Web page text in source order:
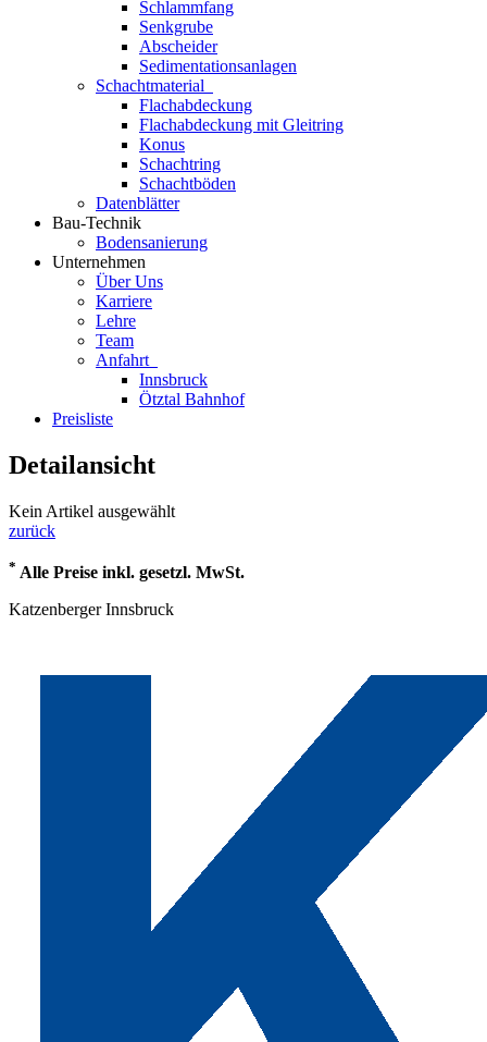
Schlammfang
Senkgrube
Abscheider
Sedimentationsanlagen
Schachtmaterial
Flachabdeckung
Flachabdeckung mit Gleitring
Konus
Schachtring
Schachtböden
Datenblätter
Bau-Technik
Bodensanierung
Unternehmen
Über Uns
Karriere
Lehre
Team
Anfahrt
Innsbruck
Ötztal Bahnhof
Preisliste
Detailansicht
Kein Artikel ausgewählt
zurück
* Alle Preise inkl. gesetzl. MwSt.
Katzenberger Innsbruck